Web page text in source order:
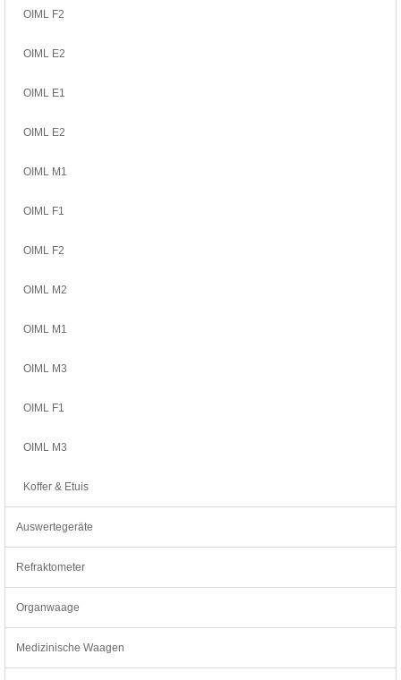
OIML F2
OIML E2
OIML E1
OIML E2
OIML M1
OIML F1
OIML F2
OIML M2
OIML M1
OIML M3
OIML F1
OIML M3
Koffer & Etuis
Auswertegeräte
Refraktometer
Organwaage
Medizinische Waagen